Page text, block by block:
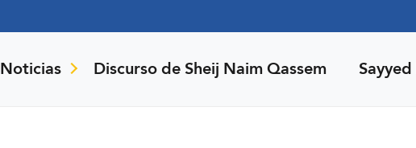
Noticias Discurso de Sheij Naim Qassem